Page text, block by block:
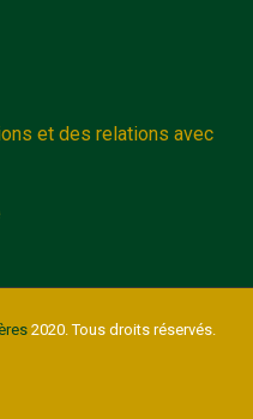
et des relations avec
2020. Tous droits réservés.